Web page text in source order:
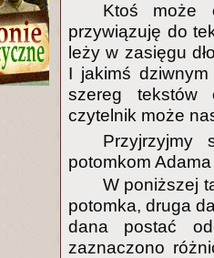
Ktoś może
przywiązuję do
leży w zasięgu
I jakimś
szereg tekstów
czytelnik może
Przyjrzyjmy
potomkom
W poniższej
potomka, druga
dana postać
zaznaczono